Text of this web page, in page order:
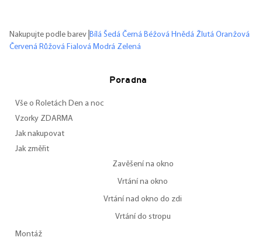
Nakupujte podle barev Bílá Šedá Černá Béžová Hnědá Žlutá Oranžová
Červená Růžová Fialová Modrá Zelená
Poradna
Vše o Roletách Den a noc
Vzorky ZDARMA
Jak nakupovat
Jak změřit
Zavěšení na okno
Vrtání na okno
Vrtání nad okno do zdi
Vrtání do stropu
Montáž